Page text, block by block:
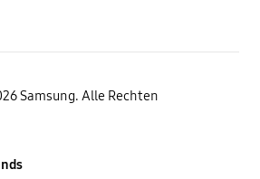
Samsung. Alle Rechten